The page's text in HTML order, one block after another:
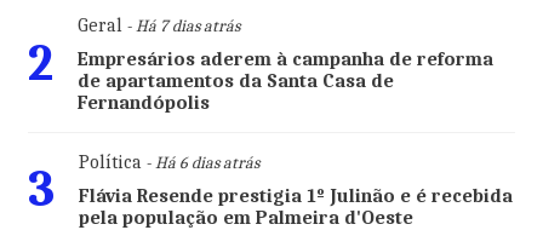
2
Geral- Há 7 dias atrás
Empresários aderem à campanha de reforma
de apartamentos da Santa Casa de
Fernandópolis
3 Política- Há 6 dias atrás
Flávia Resende prestigia 1º Julinão e é recebida
pela população em Palmeira d'Oeste